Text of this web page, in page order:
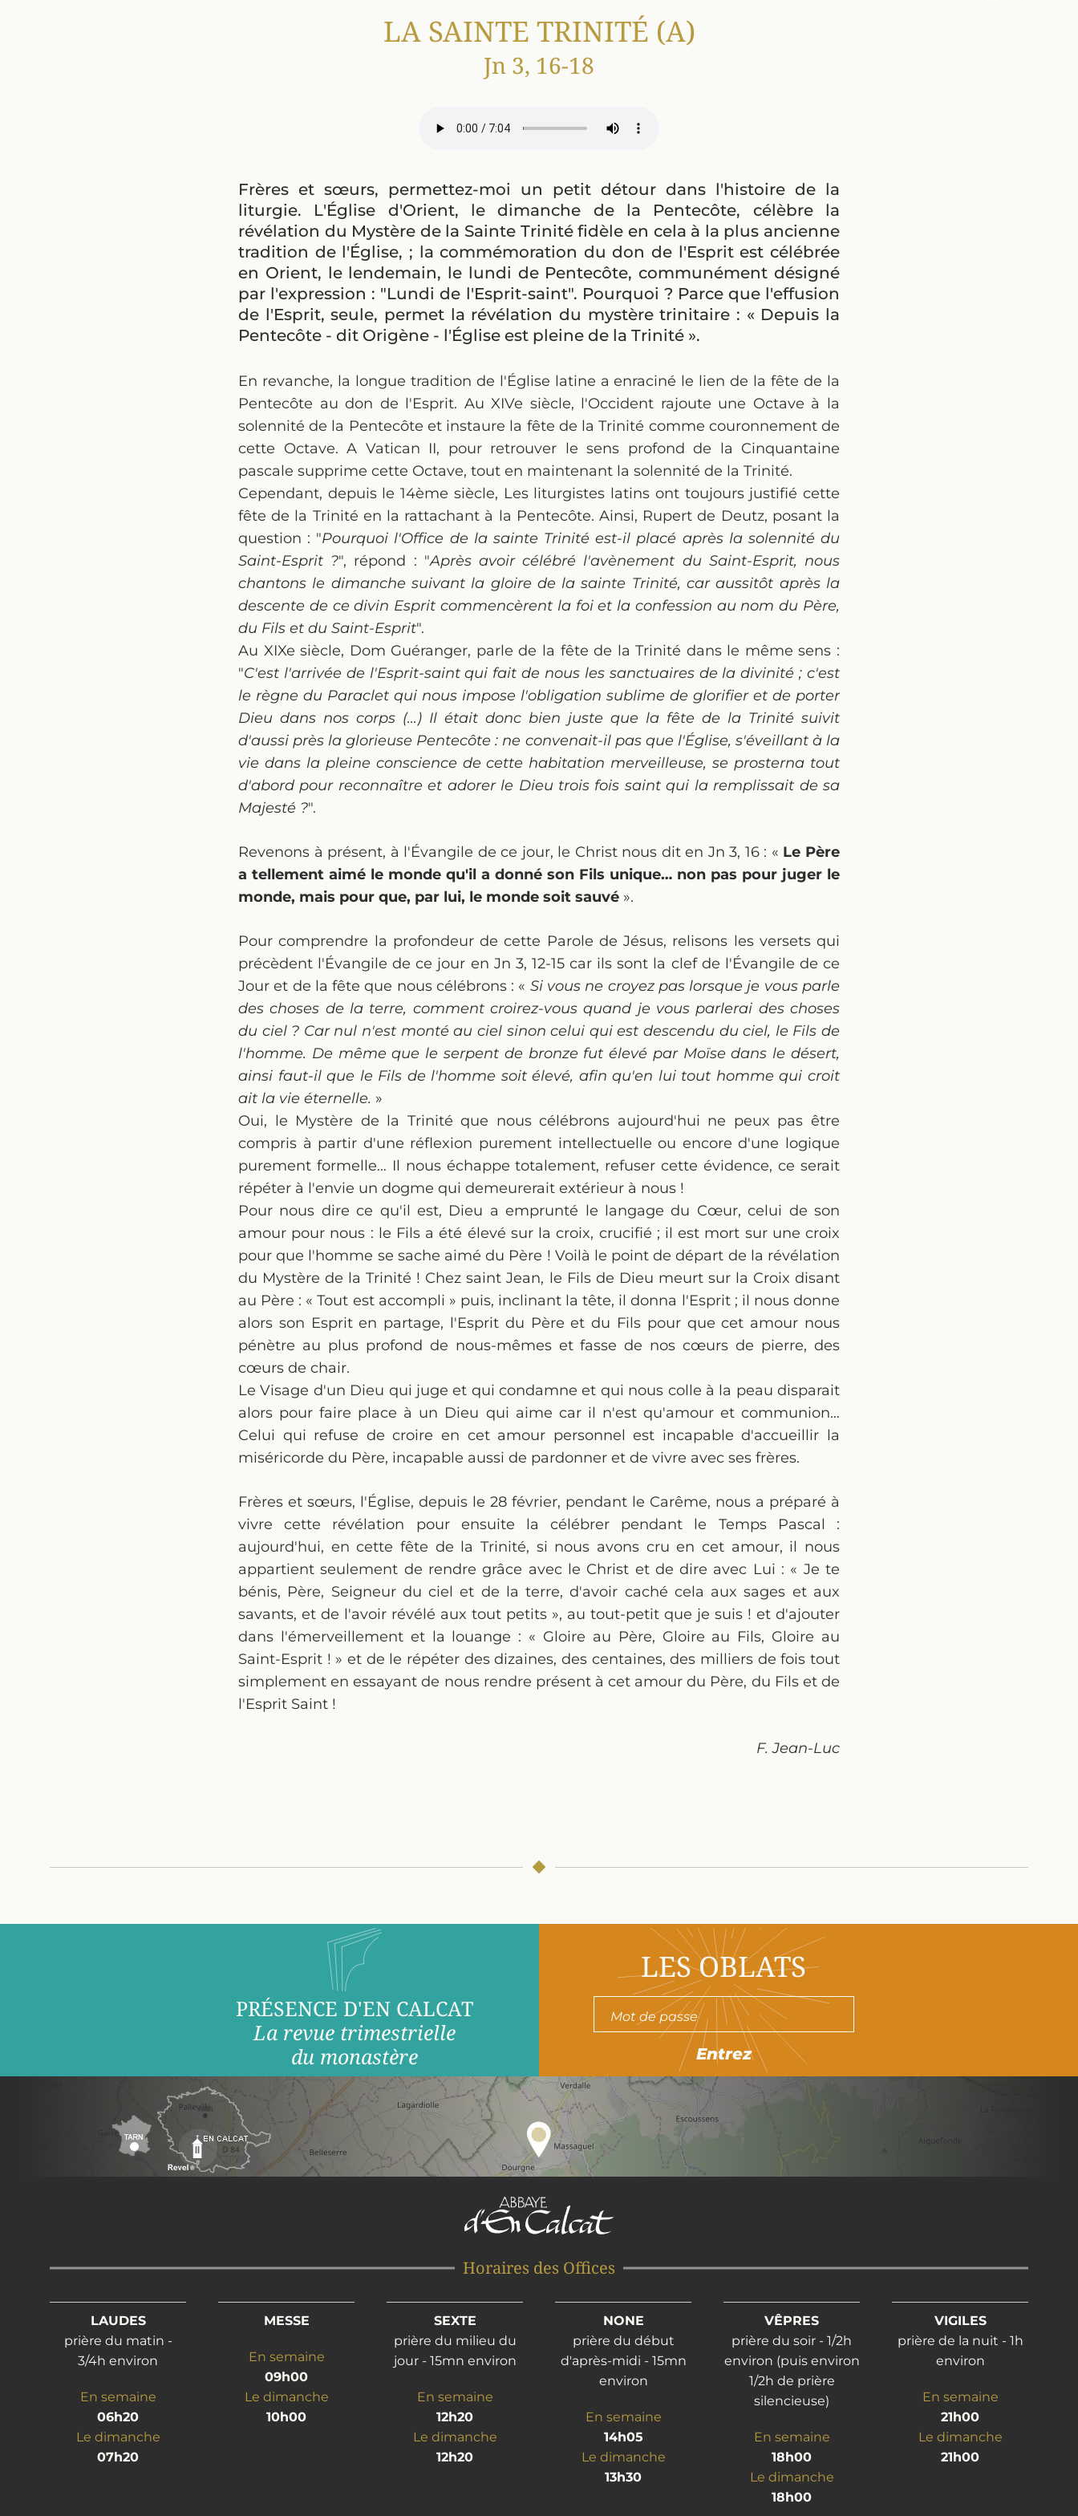
LA SAINTE TRINITÉ (A)
Jn 3, 16-18
Frères et sœurs, permettez-moi un petit détour dans l'histoire de la
liturgie. L'Église d'Orient, le dimanche de la Pentecôte, célèbre la
révélation du Mystère de la Sainte Trinité fidèle en cela à la plus ancienne
tradition de l'Église, ; la commémoration du don de l'Esprit est célébrée
en Orient, le lendemain, le lundi de Pentecôte, communément désigné
par l'expression : "Lundi de l'Esprit-saint". Pourquoi ? Parce que l'effusion
de l'Esprit, seule, permet la révélation du mystère trinitaire : « Depuis la
Pentecôte - dit Origène - l'Église est pleine de la Trinité ».
En revanche, la longue tradition de l'Église latine a enraciné le lien de la fête de la
Pentecôte au don de l'Esprit. Au XIVe siècle, l'Occident rajoute une Octave à la
solennité de la Pentecôte et instaure la fête de la Trinité comme couronnement de
cette Octave. A Vatican II, pour retrouver le sens profond de la Cinquantaine
pascale supprime cette Octave, tout en maintenant la solennité de la Trinité.
Cependant, depuis le 14ème siècle, Les liturgistes latins ont toujours justifié cette
fête de la Trinité en la rattachant à la Pentecôte. Ainsi, Rupert de Deutz, posant la
question : "Pourquoi l'Office de la sainte Trinité est-il placé après la solennité du
Saint-Esprit ?", répond : "Après avoir célébré l'avènement du Saint-Esprit, nous
chantons le dimanche suivant la gloire de la sainte Trinité, car aussitôt après la
descente de ce divin Esprit commencèrent la foi et la confession au nom du Père,
du Fils et du Saint-Esprit".
Au XIXe siècle, Dom Guéranger, parle de la fête de la Trinité dans le même sens :
"C'est l'arrivée de l'Esprit-saint qui fait de nous les sanctuaires de la divinité ; c'est
le règne du Paraclet qui nous impose l'obligation sublime de glorifier et de porter
Dieu dans nos corps (…) Il était donc bien juste que la fête de la Trinité suivit
d'aussi près la glorieuse Pentecôte : ne convenait-il pas que l'Église, s'éveillant à la
vie dans la pleine conscience de cette habitation merveilleuse, se prosterna tout
d'abord pour reconnaître et adorer le Dieu trois fois saint qui la remplissait de sa
Majesté ?".
Revenons à présent, à l'Évangile de ce jour, le Christ nous dit en Jn 3, 16 : « Le Père
a tellement aimé le monde qu'il a donné son Fils unique… non pas pour juger le
monde, mais pour que, par lui, le monde soit sauvé ».
Pour comprendre la profondeur de cette Parole de Jésus, relisons les versets qui
précèdent l'Évangile de ce jour en Jn 3, 12-15 car ils sont la clef de l'Évangile de ce
Jour et de la fête que nous célébrons : « Si vous ne croyez pas lorsque je vous parle
des choses de la terre, comment croirez-vous quand je vous parlerai des choses
du ciel ? Car nul n'est monté au ciel sinon celui qui est descendu du ciel, le Fils de
l'homme. De même que le serpent de bronze fut élevé par Moïse dans le désert,
ainsi faut-il que le Fils de l'homme soit élevé, afin qu'en lui tout homme qui croit
ait la vie éternelle. »
Oui, le Mystère de la Trinité que nous célébrons aujourd'hui ne peux pas être
compris à partir d'une réflexion purement intellectuelle ou encore d'une logique
purement formelle… Il nous échappe totalement, refuser cette évidence, ce serait
répéter à l'envie un dogme qui demeurerait extérieur à nous !
Pour nous dire ce qu'il est, Dieu a emprunté le langage du Cœur, celui de son
amour pour nous : le Fils a été élevé sur la croix, crucifié ; il est mort sur une croix
pour que l'homme se sache aimé du Père ! Voilà le point de départ de la révélation
du Mystère de la Trinité ! Chez saint Jean, le Fils de Dieu meurt sur la Croix disant
au Père : « Tout est accompli » puis, inclinant la tête, il donna l'Esprit ; il nous donne
alors son Esprit en partage, l'Esprit du Père et du Fils pour que cet amour nous
pénètre au plus profond de nous-mêmes et fasse de nos cœurs de pierre, des
cœurs de chair.
Le Visage d'un Dieu qui juge et qui condamne et qui nous colle à la peau disparait
alors pour faire place à un Dieu qui aime car il n'est qu'amour et communion…
Celui qui refuse de croire en cet amour personnel est incapable d'accueillir la
miséricorde du Père, incapable aussi de pardonner et de vivre avec ses frères.
Frères et sœurs, l'Église, depuis le 28 février, pendant le Carême, nous a préparé à
vivre cette révélation pour ensuite la célébrer pendant le Temps Pascal :
aujourd'hui, en cette fête de la Trinité, si nous avons cru en cet amour, il nous
appartient seulement de rendre grâce avec le Christ et de dire avec Lui : « Je te
bénis, Père, Seigneur du ciel et de la terre, d'avoir caché cela aux sages et aux
savants, et de l'avoir révélé aux tout petits », au tout-petit que je suis ! et d'ajouter
dans l'émerveillement et la louange : « Gloire au Père, Gloire au Fils, Gloire au
Saint-Esprit ! » et de le répéter des dizaines, des centaines, des milliers de fois tout
simplement en essayant de nous rendre présent à cet amour du Père, du Fils et de
l'Esprit Saint !
F. Jean-Luc
PRÉSENCE D'EN CALCAT
La revue trimestrielle
du monastère
LES OBLATS
Entrez
Horaires des Offices
LAUDES
prière du matin -
3/4h environ
En semaine
06h20
Le dimanche
07h20
MESSE
En semaine
09h00
Le dimanche
10h00
SEXTE
prière du milieu du
jour - 15mn environ
En semaine
12h20
Le dimanche
12h20
NONE
prière du début
d'après-midi - 15mn
environ
En semaine
14h05
Le dimanche
13h30
VÊPRES
prière du soir - 1/2h
environ (puis environ
1/2h de prière
silencieuse)
En semaine
18h00
Le dimanche
18h00
VIGILES
prière de la nuit - 1h
environ
En semaine
21h00
Le dimanche
21h00